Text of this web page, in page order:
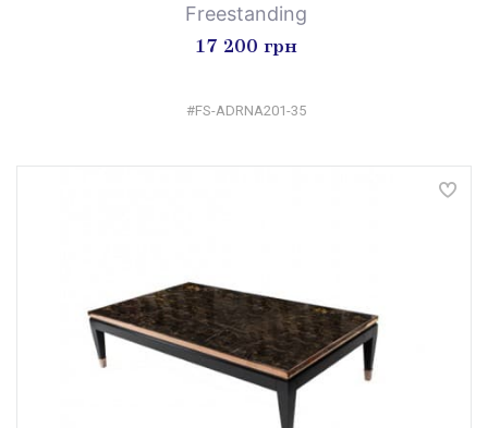
Freestanding
17 200 грн
#FS-ADRNA201-35